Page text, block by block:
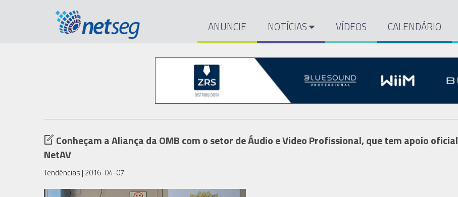
ANUNCIE NOTÍCIAS VÍDEOS CALENDÁRIO
Conheçam a Aliança da OMB com o setor de Áudio e Video Profissional, que tem apoio oficial
NetAV
Tendências | 2016-04-07